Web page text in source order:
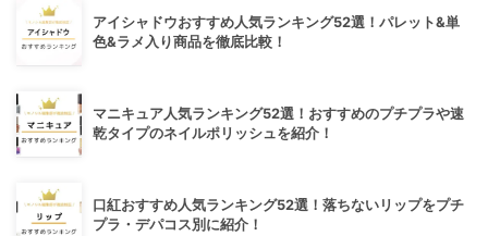
アイシャドウおすすめ人気ランキング52選！パレット&単
色&ラメ入り商品を徹底比較！
マニキュア人気ランキング52選！おすすめのプチプラや速
乾タイプのネイルポリッシュを紹介！
口紅おすすめ人気ランキング52選！落ちないリップをプチ
プラ・デパコス別に紹介！